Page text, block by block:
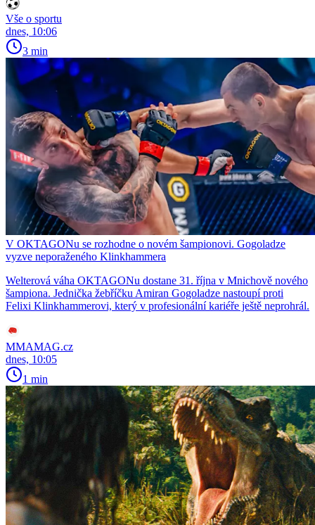
Vše o sportu
dnes, 10:06
3 min
V OKTAGONu se rozhodne o novém šampionovi. Gogoladze
vyzve neporaženého Klinkhammera
Welterová váha OKTAGONu dostane 31. října v Mnichově nového
šampiona. Jednička žebříčku Amiran Gogoladze nastoupí proti
Felixi Klinkhammerovi, který v profesionální kariéře ještě neprohrál.
MMAMAG.cz
dnes, 10:05
1 min